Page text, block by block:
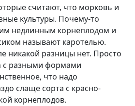
считают, что морковь и
культуры. Почему-то
недлинным корнеплодом и
называют каротелью.
никакой разницы нет. Просто
с разными формами
что надо
слаще сорта с красно-
корнеплодов.